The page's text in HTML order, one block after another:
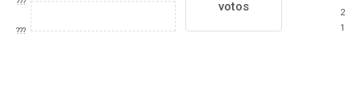
???
???
votos
2
1